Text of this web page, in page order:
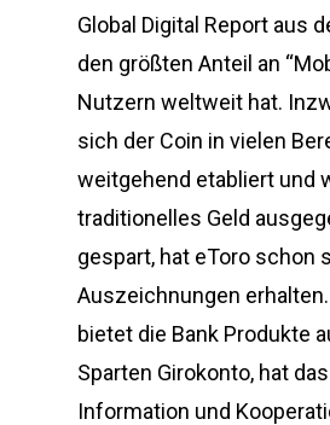
Global Digital Report aus
den größten Anteil an
Nutzern weltweit hat.
sich der Coin in vielen
weitgehend etabliert und
traditionelles Geld
gespart, hat eToro schon
Auszeichnungen
bietet die Bank Produkte
Sparten Girokonto, hat
Information und